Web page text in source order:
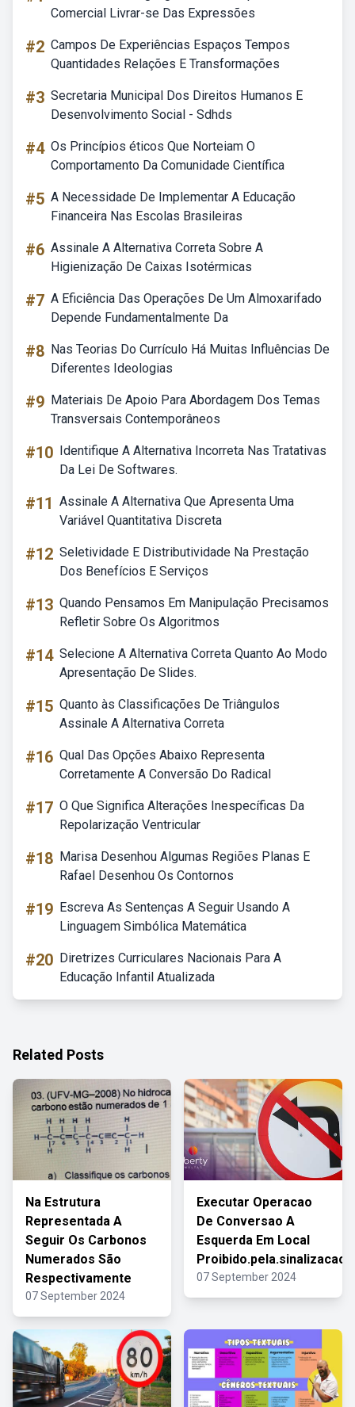
Comercial Livrar-se Das Expressões
#2 Campos De Experiências Espaços Tempos
Quantidades Relações E Transformações
#3 Secretaria Municipal Dos Direitos Humanos E
Desenvolvimento Social - Sdhds
#4 Os Princípios éticos Que Norteiam O
Comportamento Da Comunidade Científica
#5 A Necessidade De Implementar A Educação
Financeira Nas Escolas Brasileiras
#6 Assinale A Alternativa Correta Sobre A
Higienização De Caixas Isotérmicas
#7 A Eficiência Das Operações De Um Almoxarifado
Depende Fundamentalmente Da
#8 Nas Teorias Do Currículo Há Muitas Influências De
Diferentes Ideologias
#9 Materiais De Apoio Para Abordagem Dos Temas
Transversais Contemporâneos
#10 Identifique A Alternativa Incorreta Nas Tratativas
Da Lei De Softwares.
#11 Assinale A Alternativa Que Apresenta Uma
Variável Quantitativa Discreta
#12 Seletividade E Distributividade Na Prestação
Dos Benefícios E Serviços
#13 Quando Pensamos Em Manipulação Precisamos
Refletir Sobre Os Algoritmos
#14 Selecione A Alternativa Correta Quanto Ao Modo
Apresentação De Slides.
#15 Quanto às Classificações De Triângulos
Assinale A Alternativa Correta
#16 Qual Das Opções Abaixo Representa
Corretamente A Conversão Do Radical
#17 O Que Significa Alterações Inespecíficas Da
Repolarização Ventricular
#18 Marisa Desenhou Algumas Regiões Planas E
Rafael Desenhou Os Contornos
#19 Escreva As Sentenças A Seguir Usando A
Linguagem Simbólica Matemática
#20 Diretrizes Curriculares Nacionais Para A
Educação Infantil Atualizada
Related Posts
Na Estrutura
Representada A
Seguir Os Carbonos
Numerados São
Respectivamente
07 September 2024
Executar Operacao
De Conversao A
Esquerda Em Local
Proibido.pela.sinalizacao
07 September 2024